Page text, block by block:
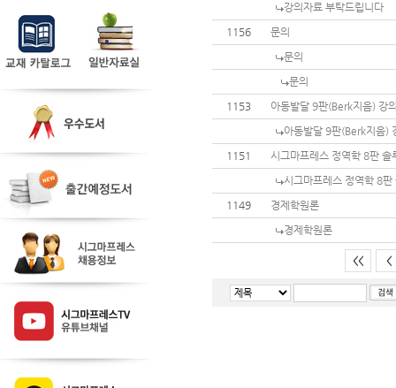
강의자료 부탁드립니다
1156
문의
문의
문의
1153
아동발달 9판(Berk지음) 강
아동발달 9판(Berk지음)
1151
시그마프레스 정역학 8판 솔
시그마프레스 정역학 8
1149
경제학원론
경제학원론
<< <